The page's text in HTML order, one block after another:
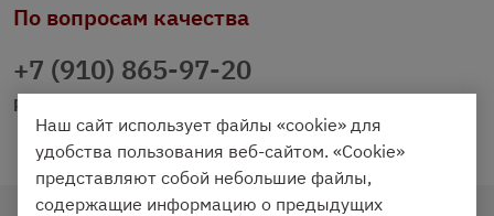
По вопросам качества
+7 (910) 865-97-20
prazdnichniy40@palmi.ru
Наш сайт использует файлы «cookie» для
удобства пользования веб-сайтом. «Cookie»
представляют собой небольшие файлы,
содержащие информацию о предыдущих